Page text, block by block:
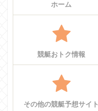
ホーム
競艇おトク情報
その他の競艇予想サイト